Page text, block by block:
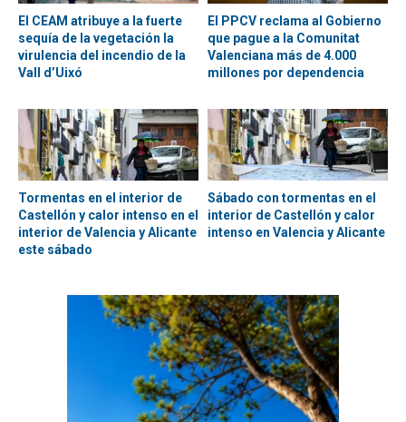
El CEAM atribuye a la fuerte
sequía de la vegetación la
virulencia del incendio de la
Vall d’Uixó
El PPCV reclama al Gobierno
que pague a la Comunitat
Valenciana más de 4.000
millones por dependencia
Tormentas en el interior de
Castellón y calor intenso en el
interior de Valencia y Alicante
este sábado
Sábado con tormentas en el
interior de Castellón y calor
intenso en Valencia y Alicante